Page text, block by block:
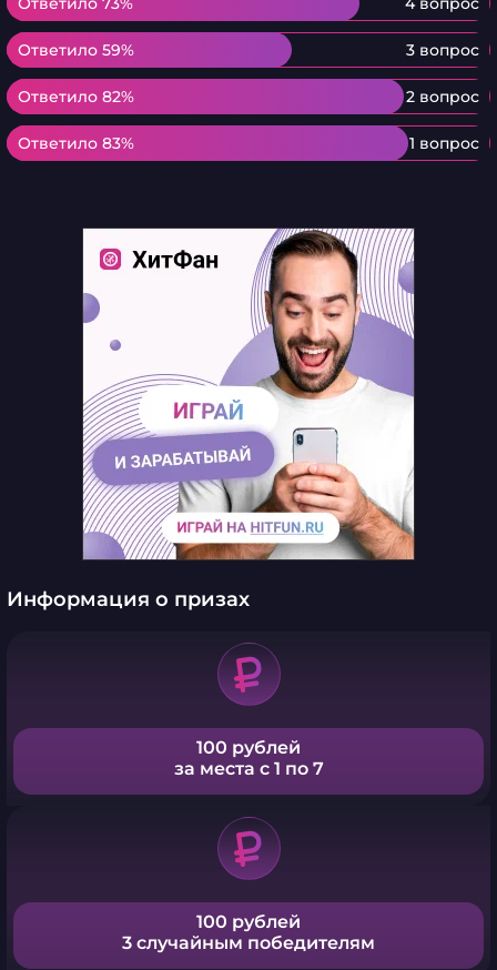
Ответило 59% 3 вопрос
Ответило 59%
Ответило 82% 2 вопрос
Ответило 82%
Ответило 83% 1 вопрос
Ответило 83%
Информация о призах
100 рублей
за места с 1 по 7
100 рублей
3 случайным победителям